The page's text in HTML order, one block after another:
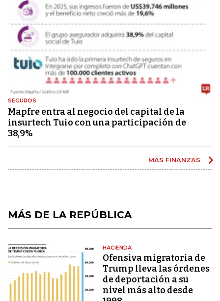
SEGUROS
Mapfre entra al negocio del capital de la
insurtech Tuio con una participación de
38,9%
MÁS FINANZAS
MÁS DE LA REPÚBLICA
HACIENDA
Ofensiva migratoria de
Trump lleva las órdenes
de deportación a su
nivel más alto desde